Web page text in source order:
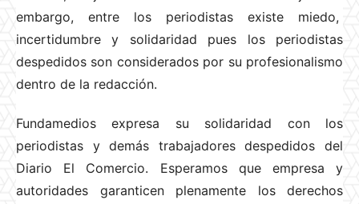
embargo, entre los periodistas existe miedo,
incertidumbre y solidaridad pues los periodistas
despedidos son considerados por su profesionalismo
dentro de la redacción.
Fundamedios expresa su solidaridad con los
periodistas y demás trabajadores despedidos del
Diario El Comercio. Esperamos que empresa y
autoridades garanticen plenamente los derechos